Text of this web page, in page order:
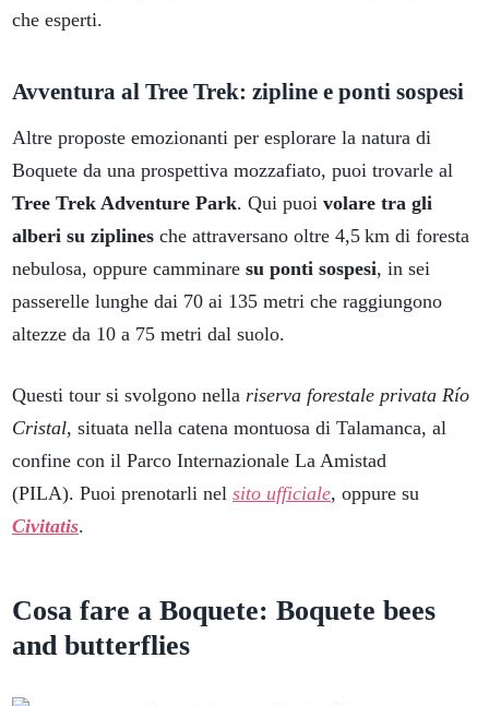
che esperti.
Avventura al Tree Trek: zipline e ponti sospesi
Altre proposte emozionanti per esplorare la natura di
Boquete da una prospettiva mozzafiato, puoi trovarle al
Tree Trek Adventure Park. Qui puoi volare tra gli
alberi su ziplines che attraversano oltre 4,5 km di foresta
nebulosa, oppure camminare su ponti sospesi, in sei
passerelle lunghe dai 70 ai 135 metri che raggiungono
altezze da 10 a 75 metri dal suolo.
Questi tour si svolgono nella riserva forestale privata Río
Cristal, situata nella catena montuosa di Talamanca, al
confine con il Parco Internazionale La Amistad
(PILA). Puoi prenotarli nel sito ufficiale, oppure su
Civitatis.
Cosa fare a Boquete: Boquete bees
and butterflies